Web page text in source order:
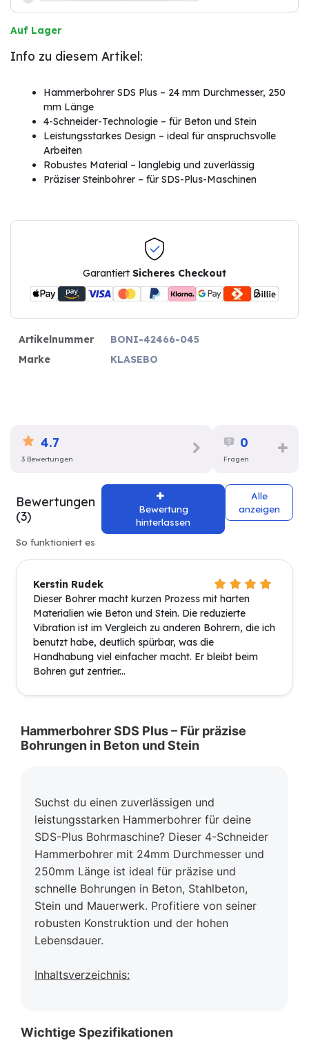
Auf Lager
Info zu diesem Artikel:
Hammerbohrer SDS Plus – 24 mm Durchmesser, 250
mm Länge
4-Schneider-Technologie – für Beton und Stein
Leistungsstarkes Design – ideal für anspruchsvolle
Arbeiten
Robustes Material – langlebig und zuverlässig
Präziser Steinbohrer – für SDS-Plus-Maschinen
Garantiert Sicheres Checkout
Artikelnummer
BONI-42466-045
Marke
KLASEBO
4.7
3 Bewertungen
0
Fragen
Bewertungen
(3)
Bewertung
hinterlassen
Alle
anzeigen
So funktioniert es
Kerstin Rudek
Dieser Bohrer macht kurzen Prozess mit harten
Materialien wie Beton und Stein. Die reduzierte
Vibration ist im Vergleich zu anderen Bohrern, die ich
benutzt habe, deutlich spürbar, was die
Handhabung viel einfacher macht. Er bleibt beim
Bohren gut zentrier...
Hammerbohrer SDS Plus – Für präzise
Bohrungen in Beton und Stein
Suchst du einen zuverlässigen und
leistungsstarken Hammerbohrer für deine
SDS-Plus Bohrmaschine? Dieser 4-Schneider
Hammerbohrer mit 24mm Durchmesser und
250mm Länge ist ideal für präzise und
schnelle Bohrungen in Beton, Stahlbeton,
Stein und Mauerwerk. Profitiere von seiner
robusten Konstruktion und der hohen
Lebensdauer.
Inhaltsverzeichnis:
Wichtige Spezifikationen